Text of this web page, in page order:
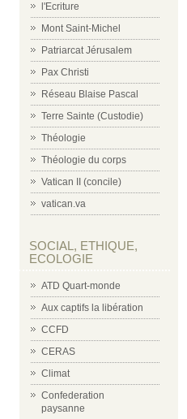
l'Ecriture
Mont Saint-Michel
Patriarcat Jérusalem
Pax Christi
Réseau Blaise Pascal
Terre Sainte (Custodie)
Théologie
Théologie du corps
Vatican II (concile)
vatican.va
SOCIAL, ETHIQUE,
ECOLOGIE
ATD Quart-monde
Aux captifs la libération
CCFD
CERAS
Climat
Confederation
paysanne